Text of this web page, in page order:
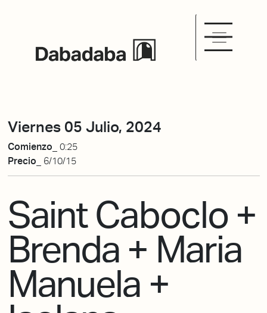
Viernes 05 Julio, 2024
Comienzo_ 0:25
Precio_ 6/10/15
Saint Caboclo +
Brenda + Maria
Manuela +